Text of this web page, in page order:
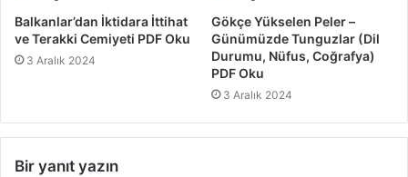
Balkanlar’dan İktidara İttihat
ve Terakki Cemiyeti PDF Oku
3 Aralık 2024
Gökçe Yükselen Peler –
Günümüzde Tunguzlar (Dil
Durumu, Nüfus, Coğrafya)
PDF Oku
3 Aralık 2024
Bir yanıt yazın